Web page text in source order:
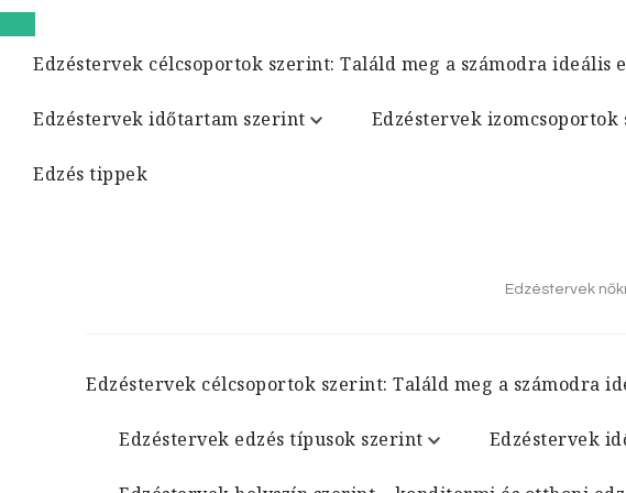
Edzéstervek célcsoportok szerint: Találd meg a számodra ideális
Edzéstervek időtartam szerint Edzéstervek izomcsoportok
Edzés tippek
Edzéstervek
Edzéstervek célcsoportok szerint: Találd meg a számodra
Edzéstervek edzés típusok szerint Edzéstervek